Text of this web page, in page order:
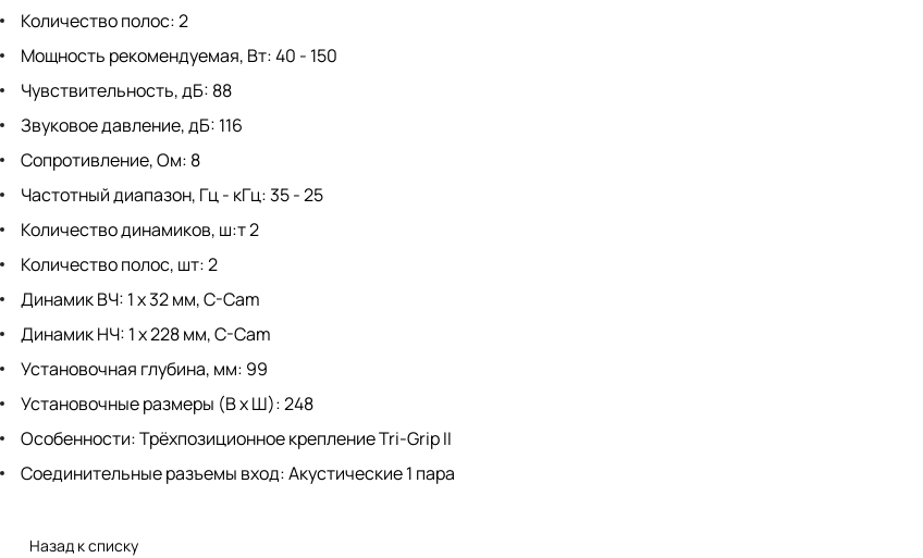
Количество полос: 2
Мощность рекомендуемая, Вт: 40 - 150
Чувствительность, дБ: 88
Звуковое давление, дБ: 116
Сопротивление, Ом: 8
Частотный диапазон, Гц - кГц: 35 - 25
Количество динамиков, ш:т 2
Количество полос, шт: 2
Динамик ВЧ: 1 х 32 мм, C-Cam
Динамик НЧ: 1 х 228 мм, C-Cam
Установочная глубина, мм: 99
Установочные размеры (В х Ш): 248
Особенности: Трёхпозиционное крепление Tri-Grip II
Соединительные разъемы вход: Акустические 1 пара
Назад к списку